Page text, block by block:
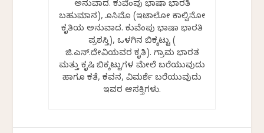
ಅನುವಾದ. ಕುವೆಂಪು ಭಾಷಾ ಭಾರತಿ
ಬಹುಮಾನ), ಕೊಸಿಮೊ (ಇಟಾಲೋ ಕಾಲ್ವಿನೋ
ಕೃತಿಯ ಅನುವಾದ. ಕುವೆಂಪು ಭಾಷಾ ಭಾರತಿ
ಪ್ರಶಸ್ತಿ), ಒಳಗಿನ ಬಿಕ್ಕಟ್ಟು (
ಜಿ.ಎನ್.ದೇವಿಯವರ ಕೃತಿ). ಗ್ರಾಮ ಭಾರತ
ಮತ್ತು ಕೃಷಿ ಬಿಕ್ಕಟ್ಟುಗಳ ಮೇಲೆ ಬರೆಯುವುದು
ಹಾಗೂ ಕತೆ, ಕವನ, ವಿಮರ್ಶೆ ಬರೆಯುವುದು
ಇವರ ಆಸಕ್ತಿಗಳು.